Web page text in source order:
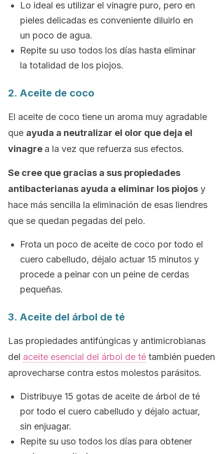
Lo ideal es utilizar el vinagre puro, pero en
pieles delicadas es conveniente diluirlo en
un poco de agua.
Repite su uso todos los días hasta eliminar
la totalidad de los piojos.
2. Aceite de coco
El aceite de coco tiene un aroma muy agradable
que ayuda a neutralizar el olor que deja el
vinagre a la vez que refuerza sus efectos.
Se cree que gracias a sus propiedades
antibacterianas ayuda a eliminar los piojos y
hace más sencilla la eliminación de esas liendres
que se quedan pegadas del pelo.
Frota un poco de aceite de coco por todo el
cuero cabelludo, déjalo actuar 15 minutos y
procede a peinar con un peine de cerdas
pequeñas.
3. Aceite del árbol de té
Las propiedades antifúngicas y antimicrobianas
del aceite esencial del árbol de té también pueden
aprovecharse contra estos molestos parásitos.
Distribuye 15 gotas de aceite de árbol de té
por todo el cuero cabelludo y déjalo actuar,
sin enjuagar.
Repite su uso todos los días para obtener